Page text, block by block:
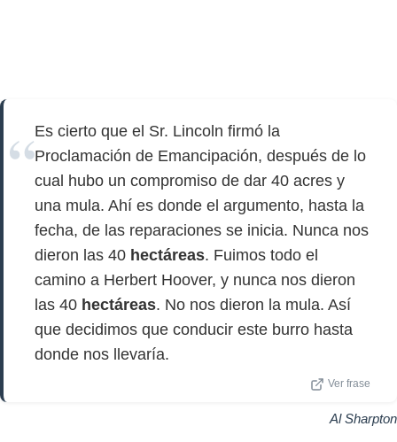
Es cierto que el Sr. Lincoln firmó la
Proclamación de Emancipación, después de lo
cual hubo un compromiso de dar 40 acres y
una mula. Ahí es donde el argumento, hasta la
fecha, de las reparaciones se inicia. Nunca nos
dieron las 40 hectáreas. Fuimos todo el
camino a Herbert Hoover, y nunca nos dieron
las 40 hectáreas. No nos dieron la mula. Así
que decidimos que conducir este burro hasta
donde nos llevaría.
Ver frase
Al Sharpton